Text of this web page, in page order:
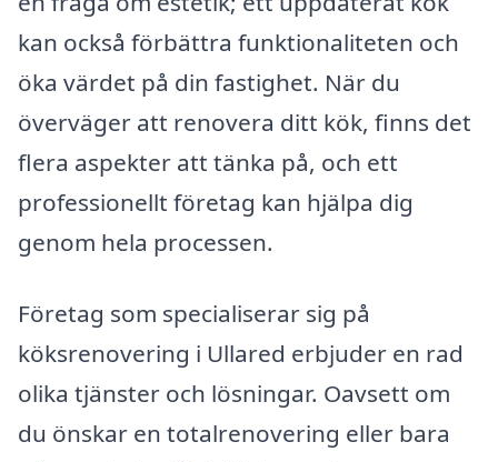
kan också förbättra funktionaliteten och
öka värdet på din fastighet. När du
överväger att renovera ditt kök, finns det
flera aspekter att tänka på, och ett
professionellt företag kan hjälpa dig
genom hela processen.
Företag som specialiserar sig på
köksrenovering i Ullared erbjuder en rad
olika tjänster och lösningar. Oavsett om
du önskar en totalrenovering eller bara